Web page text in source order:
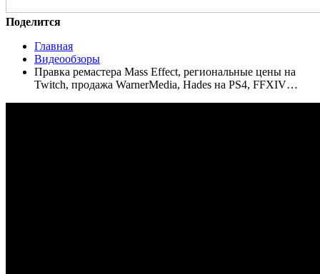
Поделится
Главная
Видеообзоры
Правка ремастера Mass Effect, региональные цены на
Twitch, продажа WarnerMedia, Hades на PS4, FFXIV…